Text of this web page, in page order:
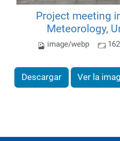
Project meeting
Meteorology,
image/webp
Descargar Ver la